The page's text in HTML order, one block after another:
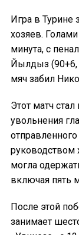
Игра в Турине
хозяев.
минута, с
Йылдыз (90+6,
мяч забил
Этот матч
увольнения
руководством
могла
включая пять
После этой
занимает